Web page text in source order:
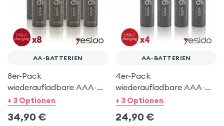
AA-BATTERIEN
8er-Pack
wiederaufladbare AAA-
Batterien über USB-C -
+ 3 Optionen
34,90 €
AA-BATTERIEN
4er-Pack
wiederaufladbare AAA-
Batterien über USB-C -
+ 3 Optionen
24,90 €